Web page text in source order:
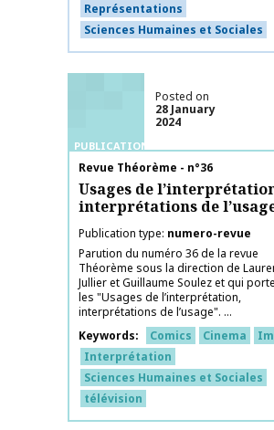
Représentations
Sciences Humaines et Sociales
PUBLICATIONS
Posted on
28 January
2024
Publication name
Revue Théorème - n°36
Usages de
interprétations de
Publication type numero-revue
Parution du numéro 36 de la revue
Théorème sous la direction de
Jullier et Guillaume Soulez et qui
les "Usages de l’interprétation,
interprétations de l’usage". ...
Keywords
Comics Cinema
Interprétation
Sciences Humaines et Sociales
télévision